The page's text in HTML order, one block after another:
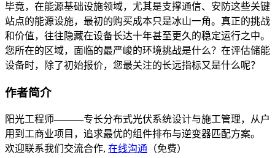
毕竟，在能源基础设施领域，尤其是支撑通信、安防这些关键
站点的能源设施，最初的购买成本只是冰山一角。真正的挑战
和价值，往往隐藏在设备长达十年甚至更久的稳定运行之中。
您所在的区域，面临的最严峻的环境挑战是什么？在评估储能
设备时，除了初始报价，您最关注的长远指标又是什么呢？
作者简介
阳光工程师———专长分布式光伏系统设计与施工管理，从户
用到工商业项目，追求最优的组件排布与逆变器匹配方案。
欢迎联系我们交流合作, 在线沟通 （免费）